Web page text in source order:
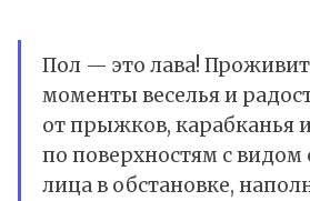
Пол — это лава!
моменты веселья и
от прыжков, карабканья
по поверхностям с видом
лица в обстановке,